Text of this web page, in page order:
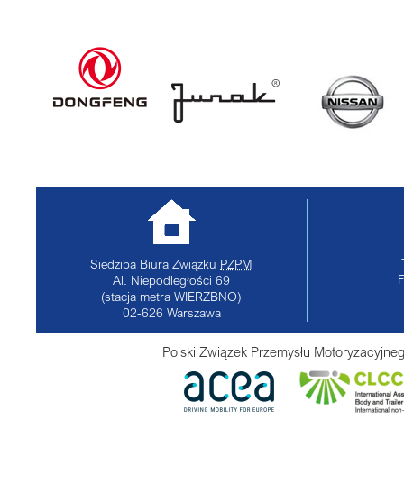
Siedziba Biura Związku PZPM
Al. Niepodległości 69
(stacja metra WIERZBNO)
02-626 Warszawa
Polski Związek Przemysłu